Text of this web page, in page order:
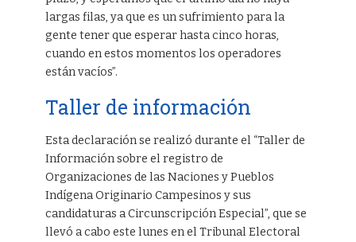
largas filas, ya que es un sufrimiento para la
gente tener que esperar hasta cinco horas,
cuando en estos momentos los operadores
están vacíos”.
Taller de información
Esta declaración se realizó durante el “Taller de
Información sobre el registro de
Organizaciones de las Naciones y Pueblos
Indígena Originario Campesinos y sus
candidaturas a Circunscripción Especial”, que se
llevó a cabo este lunes en el Tribunal Electoral